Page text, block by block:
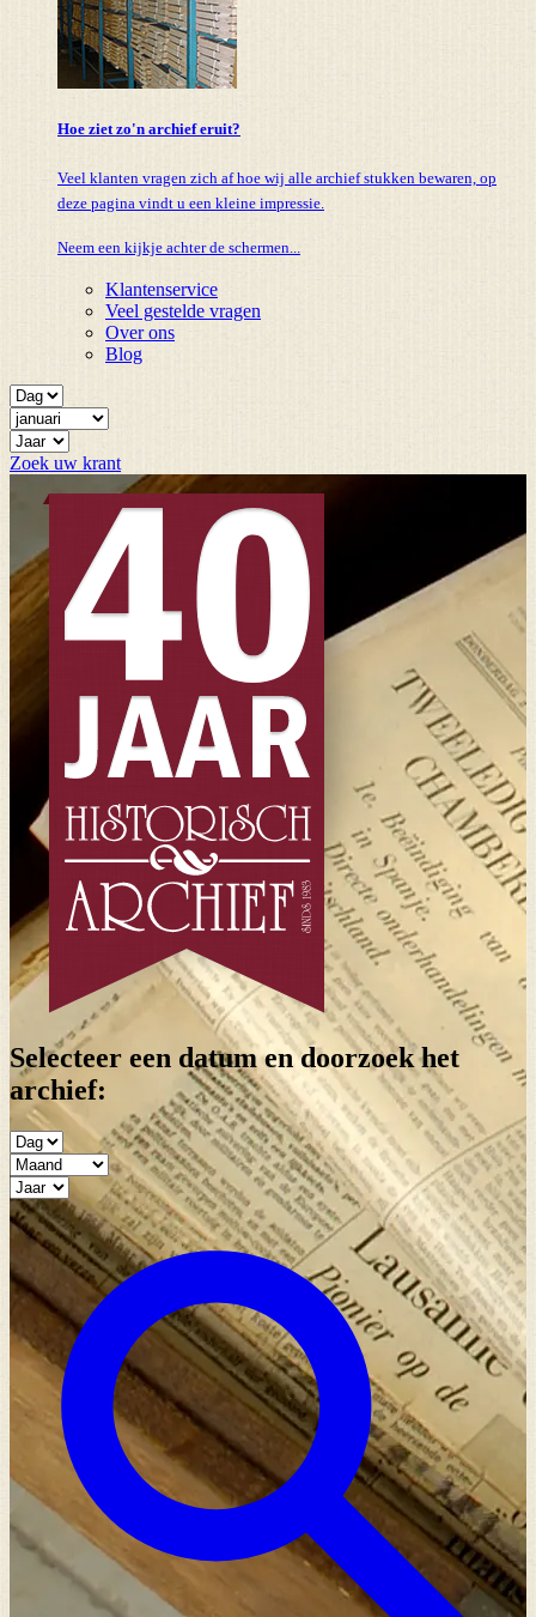
Hoe ziet zo'n archief eruit?
Veel klanten vragen zich af hoe wij alle archief stukken bewaren, op
deze pagina vindt u een kleine impressie.
Neem een kijkje achter de schermen...
Klantenservice
Veel gestelde vragen
Over ons
Blog
Zoek uw krant
Selecteer een datum en doorzoek het
archief: